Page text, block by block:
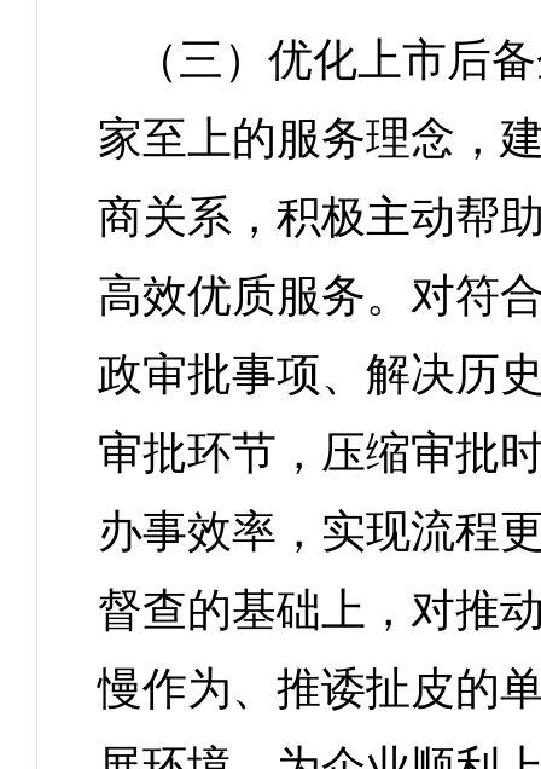
（三）优化上市后
家至上的服务理念，
商关系，积极主动帮
高效优质服务。对符
政审批事项、解决历
审批环节，压缩审批
办事效率，实现流程
督查的基础上，对推
慢作为、推诿扯皮的